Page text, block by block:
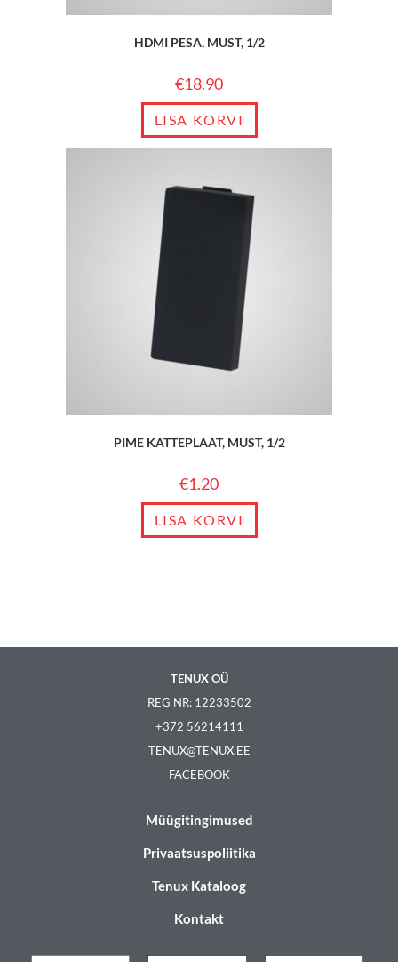
HDMI PESA, MUST, 1/2
€18.90
LISA KORVI
PIME KATTEPLAAT, MUST, 1/2
€1.20
LISA KORVI
TENUX OÜ
REG NR: 12233502
+372 56214111
TENUX@TENUX.EE
FACEBOOK
Müügitingimused
Privaatsuspoliitika
Tenux Kataloog
Kontakt